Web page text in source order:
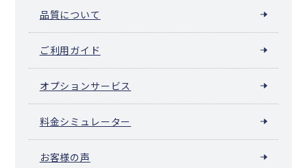
品質について
ご利用ガイド
オプションサービス
料金シミュレーター
お客様の声